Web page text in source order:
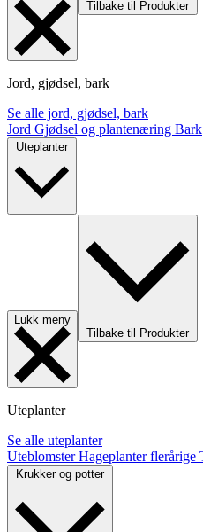
Tilbake til Produkter
Jord, gjødsel, bark
Se alle jord, gjødsel, bark
Jord Gjødsel og plantenæring Bark
Uteplanter
Lukk meny
Tilbake til Produkter
Uteplanter
Se alle uteplanter
UteblomsterHageplanter flerårige
Krukker og potter